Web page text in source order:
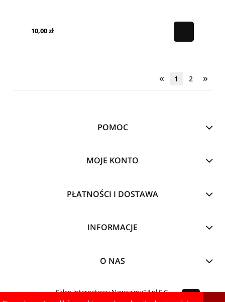
10,00 zł
« 1 2 »
POMOC
MOJE KONTO
PŁATNOŚCI I DOSTAWA
INFORMACJE
O NAS
Sklep internetowy Nawozimy24.pl S.C.